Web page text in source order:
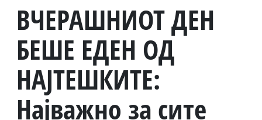
ВЧЕРАШНИОТ ДЕН
БЕШЕ ЕДЕН ОД
НАЈТЕШКИТЕ:
Најважно за сите